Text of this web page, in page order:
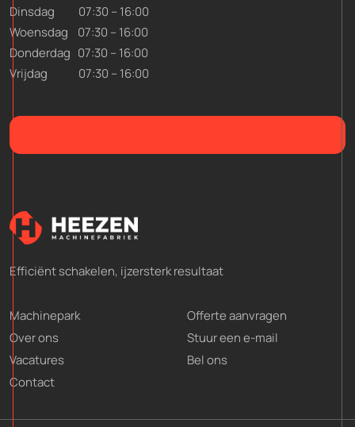
Dinsdag 07:30 – 16:00
Woensdag 07:30 – 16:00
Donderdag 07:30 – 16:00
Vrijdag 07:30 – 16:00
Efficiënt schakelen, ijzersterk resultaat
Machinepark
Over ons
Vacatures
Contact
Offerte aanvragen
Stuur een e-mail
Bel ons